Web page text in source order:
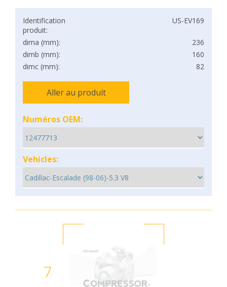
Identification
produit:
US-EV169
dima (mm):
236
dimb (mm):
160
dimc (mm):
82
Aller au produit
Numéros OEM:
Vehicles:
7